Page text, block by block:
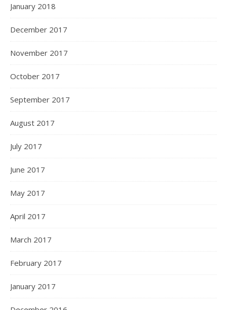
January 2018
December 2017
November 2017
October 2017
September 2017
August 2017
July 2017
June 2017
May 2017
April 2017
March 2017
February 2017
January 2017